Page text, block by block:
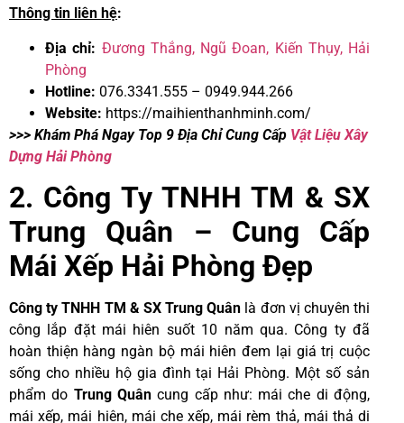
Thông tin liên hệ:
Địa chỉ: Đương Thắng, Ngũ Đoan, Kiến Thụy, Hải
Phòng
Hotline: 076.3341.555 – 0949.944.266
Website: https://maihienthanhminh.com/
>>> Khám Phá Ngay Top 9 Địa Chỉ Cung Cấp Vật Liệu Xây
Dựng Hải Phòng
2. Công Ty TNHH TM & SX
Trung Quân – Cung Cấp
Mái Xếp Hải Phòng Đẹp
Công ty TNHH TM & SX Trung Quân là đơn vị chuyên thi
công lắp đặt mái hiên suốt 10 năm qua. Công ty đã
hoàn thiện hàng ngàn bộ mái hiên đem lại giá trị cuộc
sống cho nhiều hộ gia đình tại Hải Phòng. Một số sản
phẩm do Trung Quâncung cấp như: mái che di động,
mái xếp, mái hiên, mái che xếp, mái rèm thả, mái thả di